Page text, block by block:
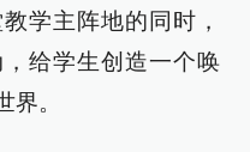
学主阵地的同时，
给学生创造一个唤
。